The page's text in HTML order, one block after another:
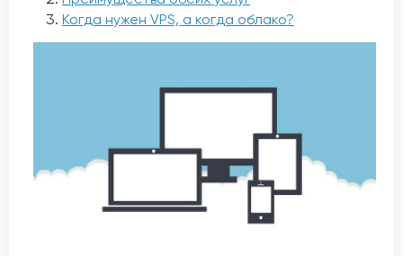
Когда нужен VPS, а когда облако?